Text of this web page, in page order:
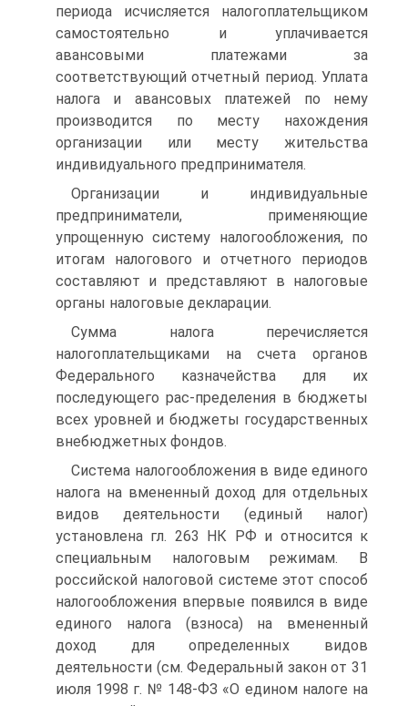
периода исчисляется налогоплательщиком
самостоятельно и уплачивается
авансовыми платежами за
соответствующий отчетный период. Уплата
налога и авансовых платежей по нему
производится по месту нахождения
организации или месту жительства
индивидуального предпринимателя.
Организации и индивидуальные
предприниматели, применяющие
упрощенную систему налогообложения, по
итогам налогового и отчетного периодов
составляют и представляют в налоговые
органы налоговые декларации.
Сумма налога перечисляется
налогоплательщиками на счета органов
Федерального казначейства для их
последующего рас-пределения в бюджеты
всех уровней и бюджеты государственных
внебюджетных фондов.
Система налогообложения в виде единого
налога на вмененный доход для отдельных
видов деятельности (единый налог)
установлена гл. 263 НК РФ и относится к
специальным налоговым режимам. В
российской налоговой системе этот способ
налогообложения впервые появился в виде
единого налога (взноса) на вмененный
доход для определенных видов
деятельности (см. Федеральный закон от 31
июля 1998 г. № 148-ФЗ «О едином налоге на